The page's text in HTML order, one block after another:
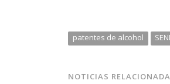
patentes de alcohol
NOTICIAS